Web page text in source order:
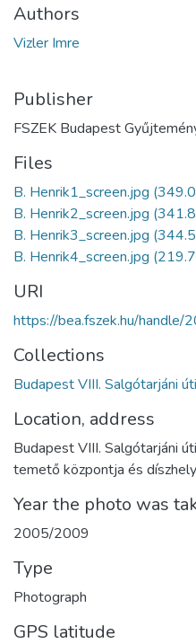
Authors
Vizler Imre
Publisher
FSZEK Budapest
Files
B. Henrik1_screen.jpg
B. Henrik2_screen.jpg
B. Henrik3_screen.jpg
B. Henrik4_screen.jpg
URI
https://bea.fszek.hu/
Collections
Budapest VIII. Salgótarjáni
Location, address
Budapest VIII. Salgótarjáni
temető központja és
Year the photo was
2005/2009
Type
Photograph
GPS latitude